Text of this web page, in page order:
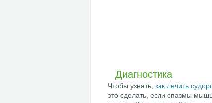
Диагностика
Чтобы узнать, как лечить
это сделать, если спазмы